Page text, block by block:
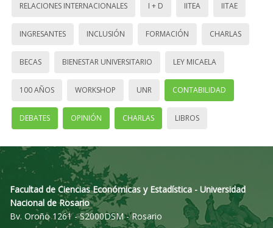
RELACIONES INTERNACIONALES I + D IITEA IITAE
INGRESANTES INCLUSIÓN FORMACIÓN CHARLAS
BECAS BIENESTAR UNIVERSITARIO LEY MICAELA
100 AÑOS WORKSHOP UNR CONTABILIDAD
DEBATES OPINIÓN CHARLAS LIBROS
Facultad de Ciencias Económicas y Estadística - Universidad
Nacional de Rosario
Bv. Oroño 1261 - S2000DSM - Rosario